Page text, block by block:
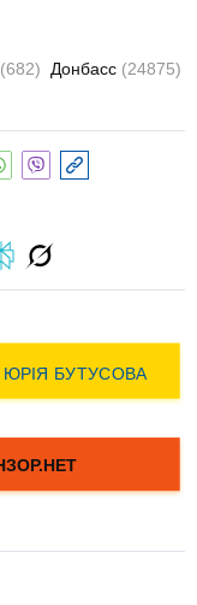
(682) Донбасс (24875)